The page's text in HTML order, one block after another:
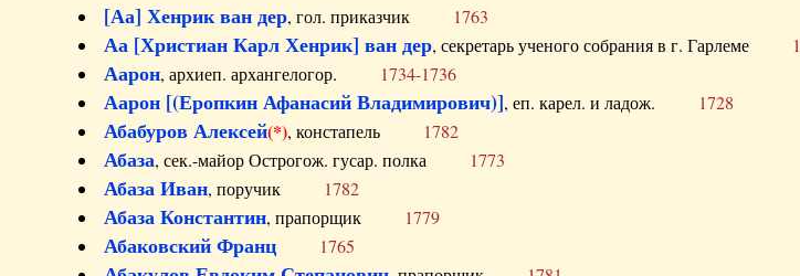
[Аа] Хенрик ван дер, гол. приказчик 1763
Аа [Христиан Карл Хенрик] ван дер, секретарь ученого собрания в г. Гарлеме
Аарон, архиеп. архангелогор. 1734-1736
Аарон [(Еропкин Афанасий Владимирович)], еп. карел. и ладож. 1728
Абабуров Алексей(*), констапель 1782
Абаза, сек.-майор Острогож. гусар. полка 1773
Абаза Иван, поручик 1782
Абаза Константин, прапорщик 1779
Абаковский Франц 1765